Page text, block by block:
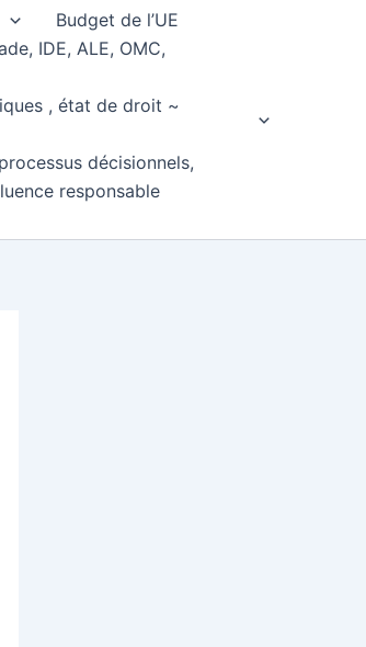
Budget de l’UE
IDE, ALE, OMC,
, état de droit ~
décisionnels,
responsable